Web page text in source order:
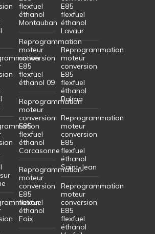
flexfuel
éthanol
Montauban
Reprogrammation
moteur
conversion
E85
flexfuel
éthanol 09
Reprogrammation
moteur
conversion
E85
flexfuel
éthanol
Carcasonne
Reprogrammation
moteur
conversion
E85
flexfuel
éthanol
Foix
E85
flexfuel
éthanol
Lavaur
Reprogrammation
moteur
conversion
E85
flexfuel
éthanol
Balma
Reprogrammation
moteur
conversion
E85
flexfuel
éthanol
Saint-Jean
Reprogrammation
moteur
conversion
E85
flexfuel
éthanol